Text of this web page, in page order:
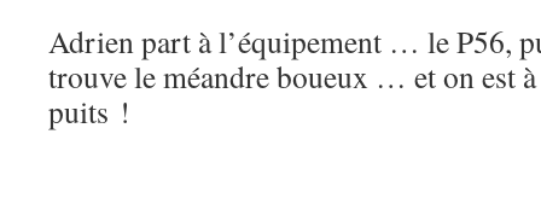
Adrien part à l’équipement … le P56,
trouve le méandre boueux … et on est
puits !